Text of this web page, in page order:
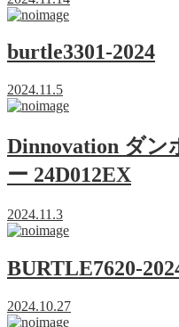
burtle3301-2024
2024.11.5
Dinnovation ダン
ー 24D012EX
2024.11.3
BURTLE7620-
2024.10.27